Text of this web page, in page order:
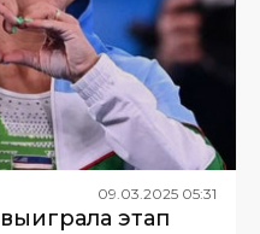
09.03.2025 05:31
этап